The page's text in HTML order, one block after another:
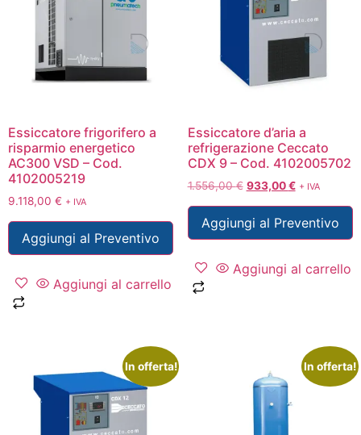
Essiccatore frigorifero a
risparmio energetico
AC300 VSD – Cod.
4102005219
9.118,00 € + IVA
Aggiungi al Preventivo
Aggiungi al carrello
Essiccatore d’aria a
refrigerazione Ceccato
CDX 9 – Cod. 4102005702
1.556,00€ 933,00€ + IVA
Aggiungi al Preventivo
Aggiungi al carrello
In offerta! In offerta!